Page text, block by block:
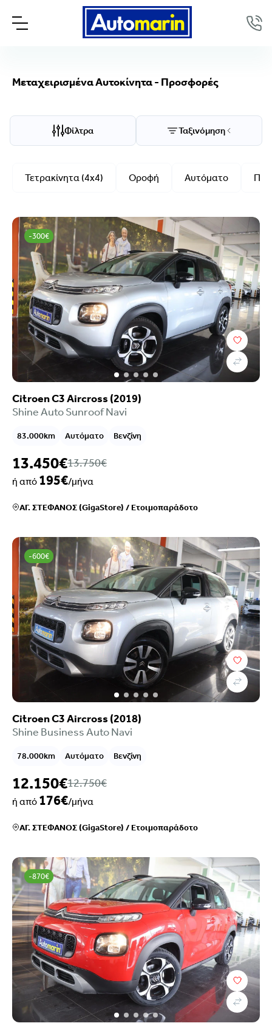
Μεταχειρισμένα Αυτοκίνητα - Προσφορές
Φίλτρα Ταξινόμηση
Τετρακίνητα (4x4) Οροφή Αυτόματο
-300€
Citroen C3 Aircross (2019)
Shine Auto Sunroof Navi
83.000km Αυτόματο Βενζίνη
13.450€13.750€
ή από 195€/μήνα
ΑΓ. ΣΤΕΦΑΝΟΣ (GigaStore) /Ετοιμοπαράδοτο
-600€
Citroen C3 Aircross (2018)
Shine Business Auto Navi
78.000km Αυτόματο Βενζίνη
12.150€12.750€
ή από 176€/μήνα
ΑΓ. ΣΤΕΦΑΝΟΣ (GigaStore) /Ετοιμοπαράδοτο
-870€
Μάρκα/Μοντέλο
Μοντέλο
Τιμή
Επιλογές χρηματοδότησης
Χρονολογία
Καύσιμο
Σασμάν
Χιλιόμετρα
Χρώμα
Κυβικά
Μετάδοση
Euroclass
Ρύποι
Πόρτες
Καθίσματα